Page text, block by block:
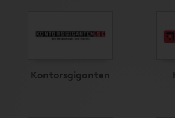
Kontorsgiganten